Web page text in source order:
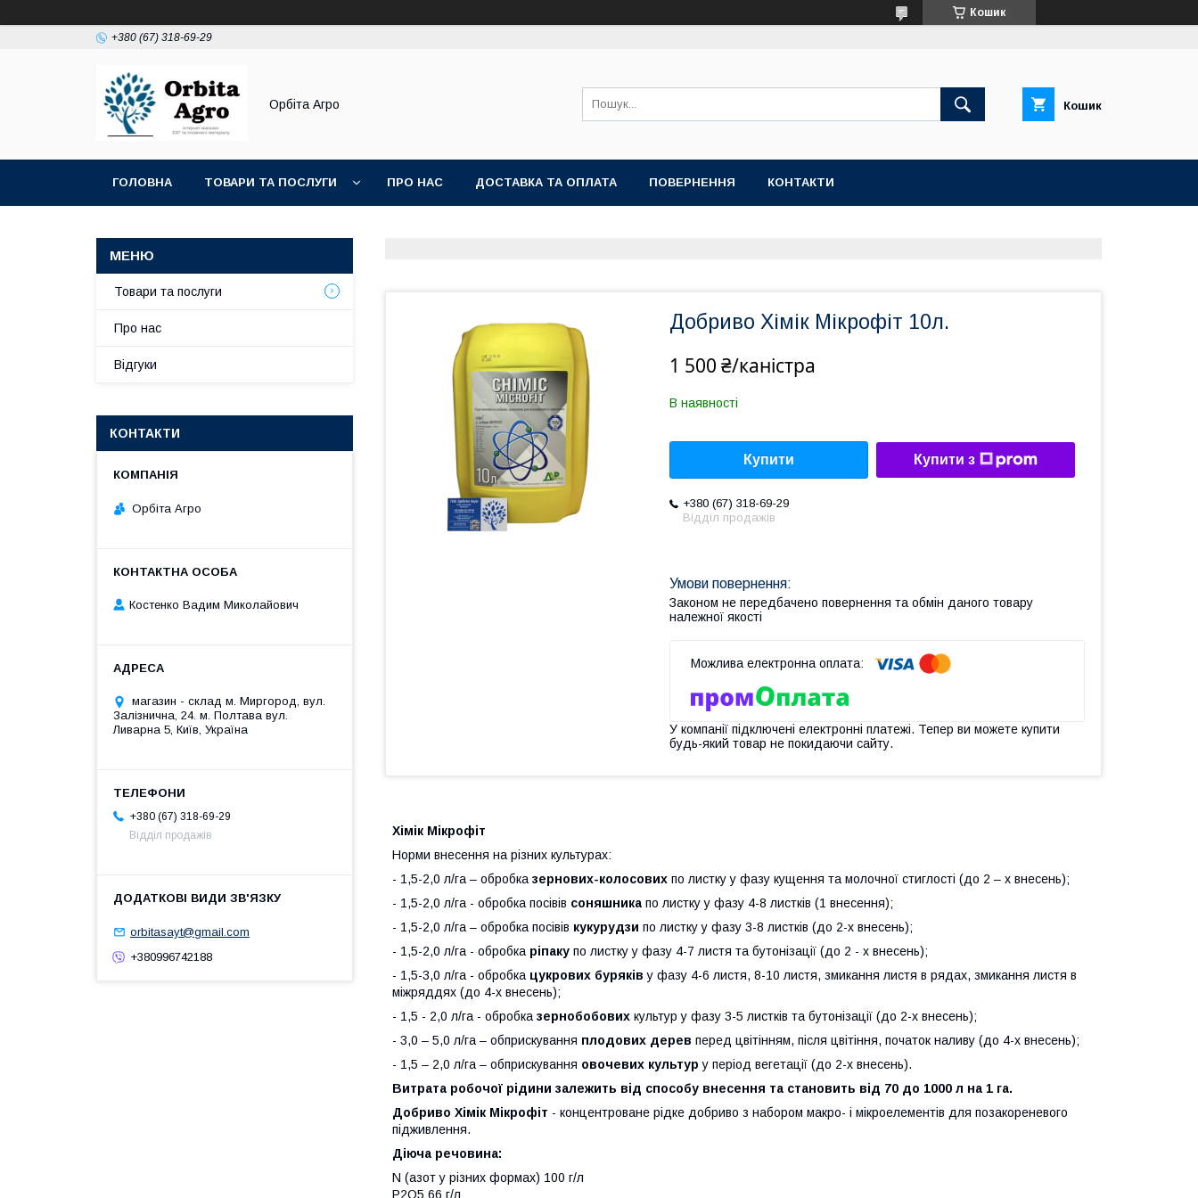
Кошик
+380 (67) 318-69-29
Орбіта Агро Кошик
ГОЛОВНА ТОВАРИ ТА ПОСЛУГИ ПРО НАС ДОСТАВКА ТА ОПЛАТА ПОВЕРНЕННЯ КОНТАКТИ
Добриво Хімік Мікрофіт 10л.
1 500 ₴/каністра
В наявності
Купити Купити з
+380 (67) 318-69-29
Відділ продажів
Законом не передбачено повернення та обмін даного товару
належної якості
У компанії підключені електронні платежі. Тепер ви можете купити
будь-який товар не покидаючи сайту.
Хімік Мікрофіт
Норми внесення на різних культурах:
- 1,5-2,0 л/га – обробказернових-колосових по листку у фазу кущення та молочної стиглості (до 2 – х внесень);
- 1,5-2,0 л/га - обробка посівів соняшника по листку у фазу 4-8 листків (1 внесення);
- 1,5-2,0 л/га – обробка посівів кукурудзи по листку у фазу 3-8 листків (до 2-х внесень);
- 1,5-2,0 л/га - обробкаріпаку по листку у фазу 4-7 листя та бутонізації (до 2 - х внесень);
- 1,5-3,0 л/га - обробкацукрових буряків у фазу 4-6 листя, 8-10 листя, змикання листя в рядах, змикання листя в
міжряддях (до 4-х внесень);
- 1,5 - 2,0 л/га - обробказернобобових культур у фазу 3-5 листків та бутонізації (до 2-х внесень);
- 3,0 – 5,0 л/га – обприскування плодових дерев перед цвітінням, після цвітіння, початок наливу (до 4-х внесень);
- 1,5 – 2,0 л/га – обприскування овочевих культуру період вегетації (до 2-х внесень).
Витрата робочої рідини залежить від способу внесення та становить від 70 до 1000 л на 1 га.
Добриво Хімік Мікрофіт - концентроване рідке добриво з набором макро- і мікроелементів для позакореневого
підживлення.
Діюча речовина:
N (азот у різних формах) 100 г/л
Р2О5 66 г/л
Товари та послуги
Про нас
Відгуки
КОНТАКТИ
Орбіта Агро
Костенко Вадим Миколайович
магазин - склад м. Миргород, вул.
Залізнична, 24. м. Полтава вул.
Ливарна 5, Київ, Україна
+380 (67) 318-69-29
Відділ продажів
orbitasayt@gmail.com
+380996742188